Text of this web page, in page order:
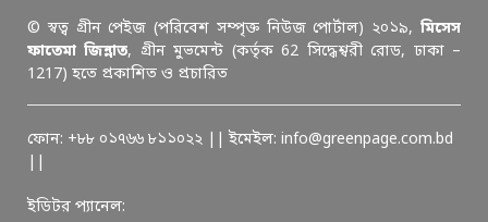
© স্বত্ব গ্রীন পেইজ (পরিবেশ সম্পৃক্ত নিউজ পোর্টাল) ২০১৯, মিসেস
ফাতেমা জিন্নাত, গ্রীন মুভমেন্ট (কর্তৃক 62 সিদ্ধেশ্বরী রোড, ঢাকা –
1217) হতে প্রকাশিত ও প্রচারিত
ফোন: +৮৮ ০১৭৬৬ ৮১১০২২ || ইমেইল: info@greenpage.com.bd
ইডিটর প্যানেল: